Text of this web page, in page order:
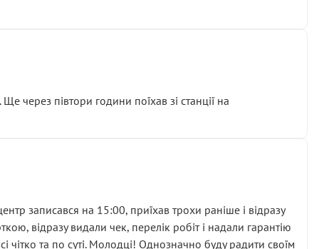
через півтори години поїхав зі станції на
записався на 15:00, приїхав трохи раніше і відразу
відразу видали чек, перелік робіт і надали гарантію
та по суті. Молодці! Однозначно буду радити своїм